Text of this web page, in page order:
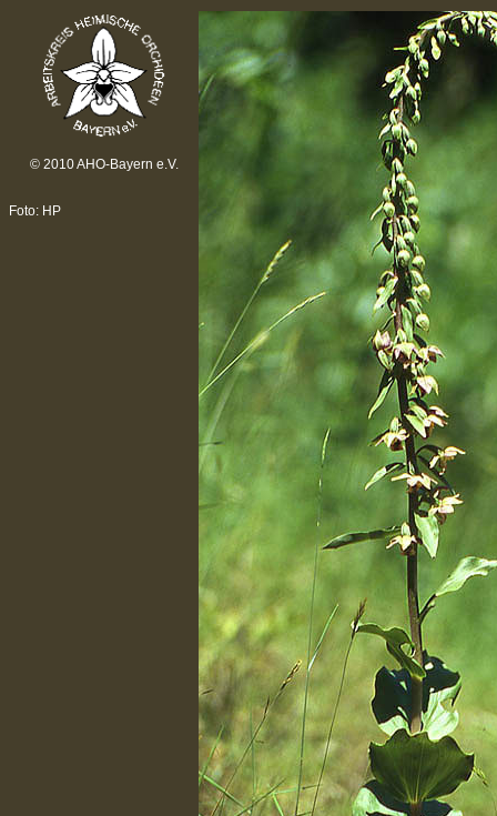
© 2010 AHO-Bayern e.V.
Foto: HP